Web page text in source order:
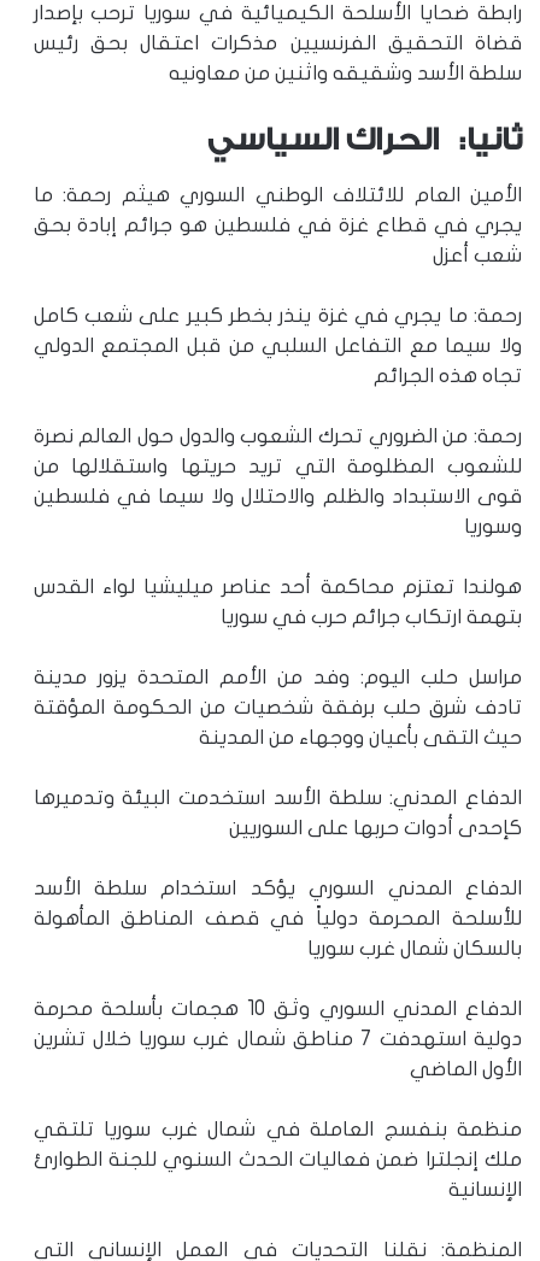
رابطة ضحايا الأسلحة الكيميائية في سوريا ترحب بإصدار
قضاة التحقيق الفرنسيين مذكرات اعتقال بحق رئيس
سلطة الأسد وشقيقه واثنين من معاونيه
ثانيا: الحراك السياسي
الأمين العام للائتلاف الوطني السوري هيثم رحمة: ما
يجري في قطاع غزة في فلسطين هو جرائم إبادة بحق
شعب أعزل
رحمة: ما يجري في غزة ينذر بخطر كبير على شعب كامل
ولا سيما مع التفاعل السلبي من قبل المجتمع الدولي
تجاه هذه الجرائم
رحمة: من الضروري تحرك الشعوب والدول حول العالم نصرة
للشعوب المظلومة التي تريد حريتها واستقلالها من
قوى الاستبداد والظلم والاحتلال ولا سيما في فلسطين
وسوريا
هولندا تعتزم محاكمة أحد عناصر ميليشيا لواء القدس
بتهمة ارتكاب جرائم حرب في سوريا
مراسل حلب اليوم: وفد من الأمم المتحدة يزور مدينة
تادف شرق حلب برفقة شخصيات من الحكومة المؤقتة
حيث التقى بأعيان ووجهاء من المدينة
الدفاع المدني: سلطة الأسد استخدمت البيئة وتدميرها
كإحدى أدوات حربها على السوريين
الدفاع المدني السوري يؤكد استخدام سلطة الأسد
للأسلحة المحرمة دولياً في قصف المناطق المأهولة
بالسكان شمال غرب سوريا
الدفاع المدني السوري وثق 10 هجمات بأسلحة محرمة
دولية استهدفت 7 مناطق شمال غرب سوريا خلال تشرين
الأول الماضي
منظمة بنفسج العاملة في شمال غرب سوريا تلتقي
ملك إنجلترا ضمن فعاليات الحدث السنوي للجنة الطوارئ
الإنسانية
المنظمة: نقلنا التحديات في العمل الإنساني التي